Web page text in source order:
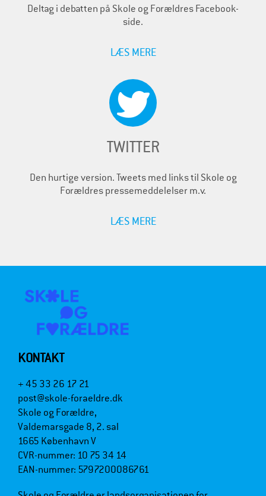
Deltag i debatten på Skole og Forældres Facebook-
side.
LÆS MERE
TWITTER
Den hurtige version. Tweets med links til Skole og
Forældres pressemeddelelser m.v.
LÆS MERE
KONTAKT
+ 45 33 26 17 21
post@skole-foraeldre.dk
Skole og Forældre,
Valdemarsgade 8, 2. sal
1665 København V
CVR-nummer: 10 75 34 14
EAN-nummer: 5797200086761